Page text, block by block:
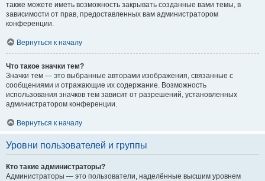
также можете иметь возможность закрывать созданные вами темы, в
зависимости от прав, предоставленных вам администратором
конференции.
Вернуться к началу
Что такое значки тем?
Значки тем — это выбранные авторами изображения, связанные с
сообщениями и отражающие их содержание. Возможность
использования значков тем зависит от разрешений, установленных
администратором конференции.
Вернуться к началу
Уровни пользователей и группы
Кто такие администраторы?
Администраторы — это пользователи, наделённые высшим уровнем